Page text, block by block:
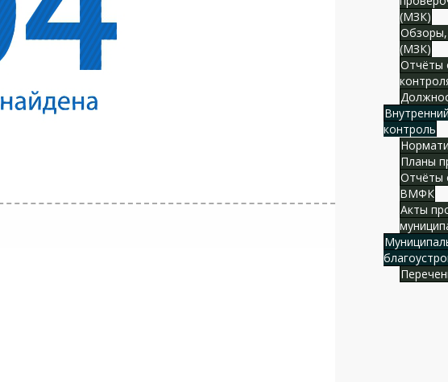
(МЗК)
Обзоры,
(МЗК)
Отчёты
контроль
Планы
Отчёты
ВМФК
Акты